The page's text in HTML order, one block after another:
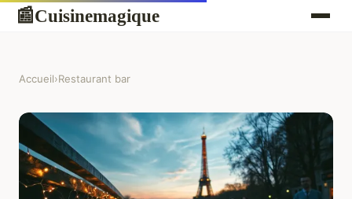
📰Cuisinemagique
Accueil›Restaurant bar